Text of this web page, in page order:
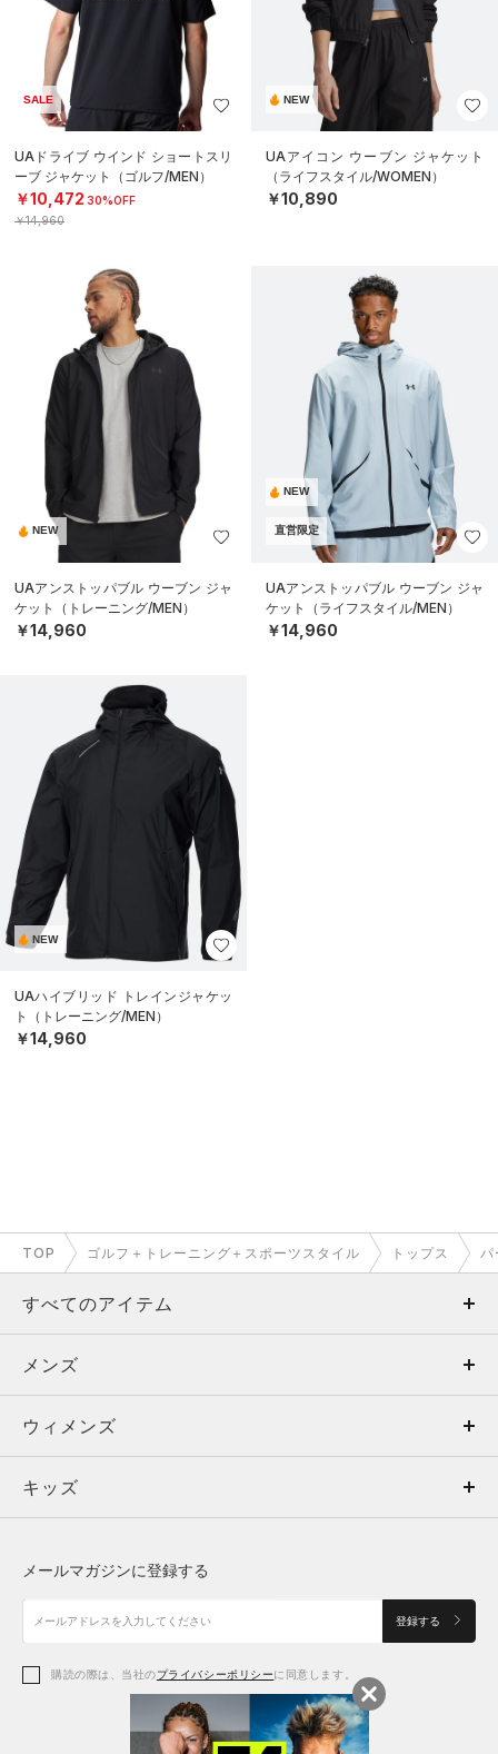
SALE
UAドライブ ウインド ショートスリ
ーブ ジャケット（ゴルフ/MEN）
￥10,472 30%OFF
￥14,960
NEW
UAアイコン ウーブン ジャケット
（ライフスタイル/WOMEN）
￥10,890
NEW
UAアンストッパブル ウーブン ジャ
ケット（トレーニング/MEN）
￥14,960
NEW
直営限定
UAアンストッパブル ウーブン ジャ
ケット（ライフスタイル/MEN）
￥14,960
NEW
UAハイブリッド トレインジャケッ
ト（トレーニング/MEN）
￥14,960
TOP ゴルフ＋トレーニング＋スポーツスタイル トップス パ
すべてのアイテム
メンズ
ウィメンズ
キッズ
アクセサリー
メンズ
トップス
ボトムス
アクセサリー
ウィメンズ
トップス
シューズ
アクセサリー
キッズ
シューズ
メールマガジンに登録する
登録する
購読の際は、当社のプライバシーポリシーに同意します。